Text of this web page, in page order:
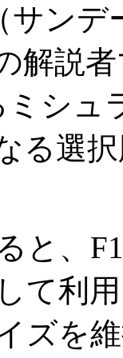
サン
解説
ミシ
る選
と、
て利
ズを